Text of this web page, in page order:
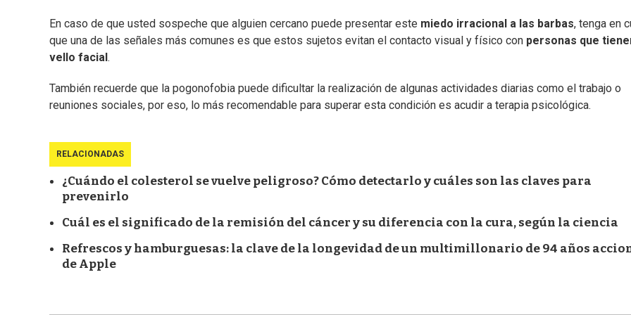
En caso de que usted sospeche que alguien cercano puede presentar este miedo irracional a las barbas, tenga en
que una de las señales más comunes es que estos sujetos evitan el contacto visual y físico con personas que
vello facial .
También recuerde que la pogonofobia puede dificultar la realización de algunas actividades diarias como el trabajo o
reuniones sociales, por eso, lo más recomendable para superar esta condición es acudir a terapia psicológica.
RELACIONADAS
¿Cuándo el colesterol se vuelve peligroso? Cómo detectarlo y cuáles son las claves para
prevenirlo
Cuál es el significado de la remisión del cáncer y su diferencia con la cura, según la ciencia
Refrescos y hamburguesas: la clave de la longevidad de un multimillonario de 94 años
de Apple